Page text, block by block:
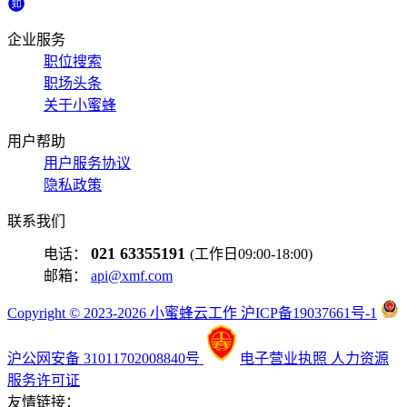
企业服务
职位搜索
职场头条
关于小蜜蜂
用户帮助
用户服务协议
隐私政策
联系我们
电话： 021 63355191 (工作日09:00-18:00)
邮箱： api@xmf.com
Copyright © 2023-2026 小蜜蜂云工作 沪ICP备19037661号-1
沪公网安备 31011702008840号 电子营业执照 人力资源
服务许可证
友情链接：